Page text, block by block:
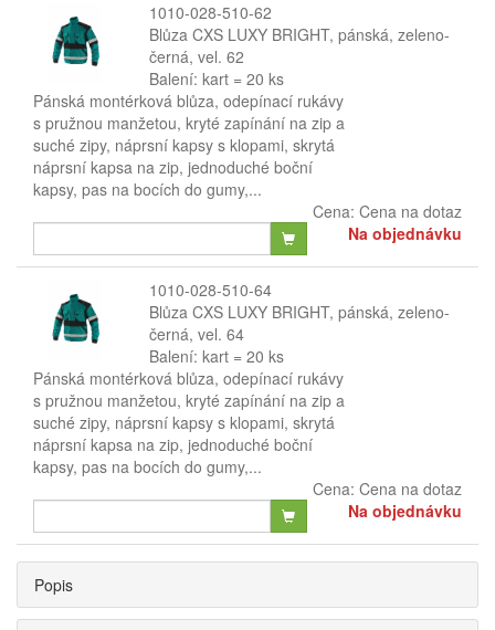
1010-028-510-62
Blůza CXS LUXY BRIGHT, pánská, zeleno-
černá, vel. 62
Balení: kart = 20 ks
Pánská montérková blůza, odepínací rukávy
s pružnou manžetou, kryté zapínání na zip a
suché zipy, náprsní kapsy s klopami, skrytá
náprsní kapsa na zip, jednoduché boční
kapsy, pas na bocích do gumy,...
Cena: Cena na dotaz
Na objednávku
1010-028-510-64
Blůza CXS LUXY BRIGHT, pánská, zeleno-
černá, vel. 64
Balení: kart = 20 ks
Pánská montérková blůza, odepínací rukávy
s pružnou manžetou, kryté zapínání na zip a
suché zipy, náprsní kapsy s klopami, skrytá
náprsní kapsa na zip, jednoduché boční
kapsy, pas na bocích do gumy,...
Cena: Cena na dotaz
Na objednávku
Popis